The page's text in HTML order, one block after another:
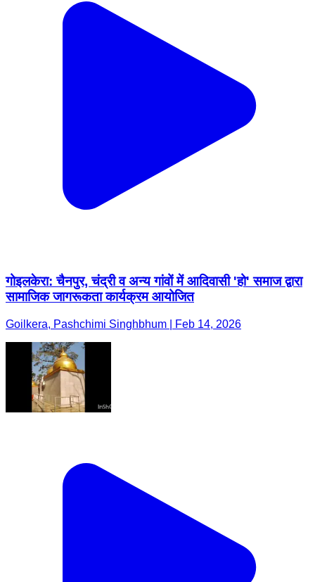
गोइलकेरा: चैनपुर, चंद्री व अन्य गांवों में आदिवासी 'हो' समाज द्वारा
सामाजिक जागरूकता कार्यक्रम आयोजित
Goilkera, Pashchimi Singhbhum | Feb 14, 2026